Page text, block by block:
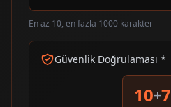
En az 10, en fazla 1000 karakter
Güvenlik Doğrulaması *
10+7